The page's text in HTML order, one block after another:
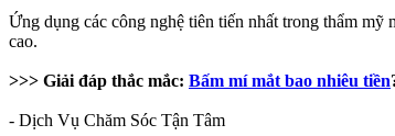
Ứng dụng các công nghệ tiên tiến nhất trong thẩm
cao.
>>> Giải đáp thắc mắc: Bấm mí mắt bao nhiêu tiền
- Dịch Vụ Chăm Sóc Tận Tâm